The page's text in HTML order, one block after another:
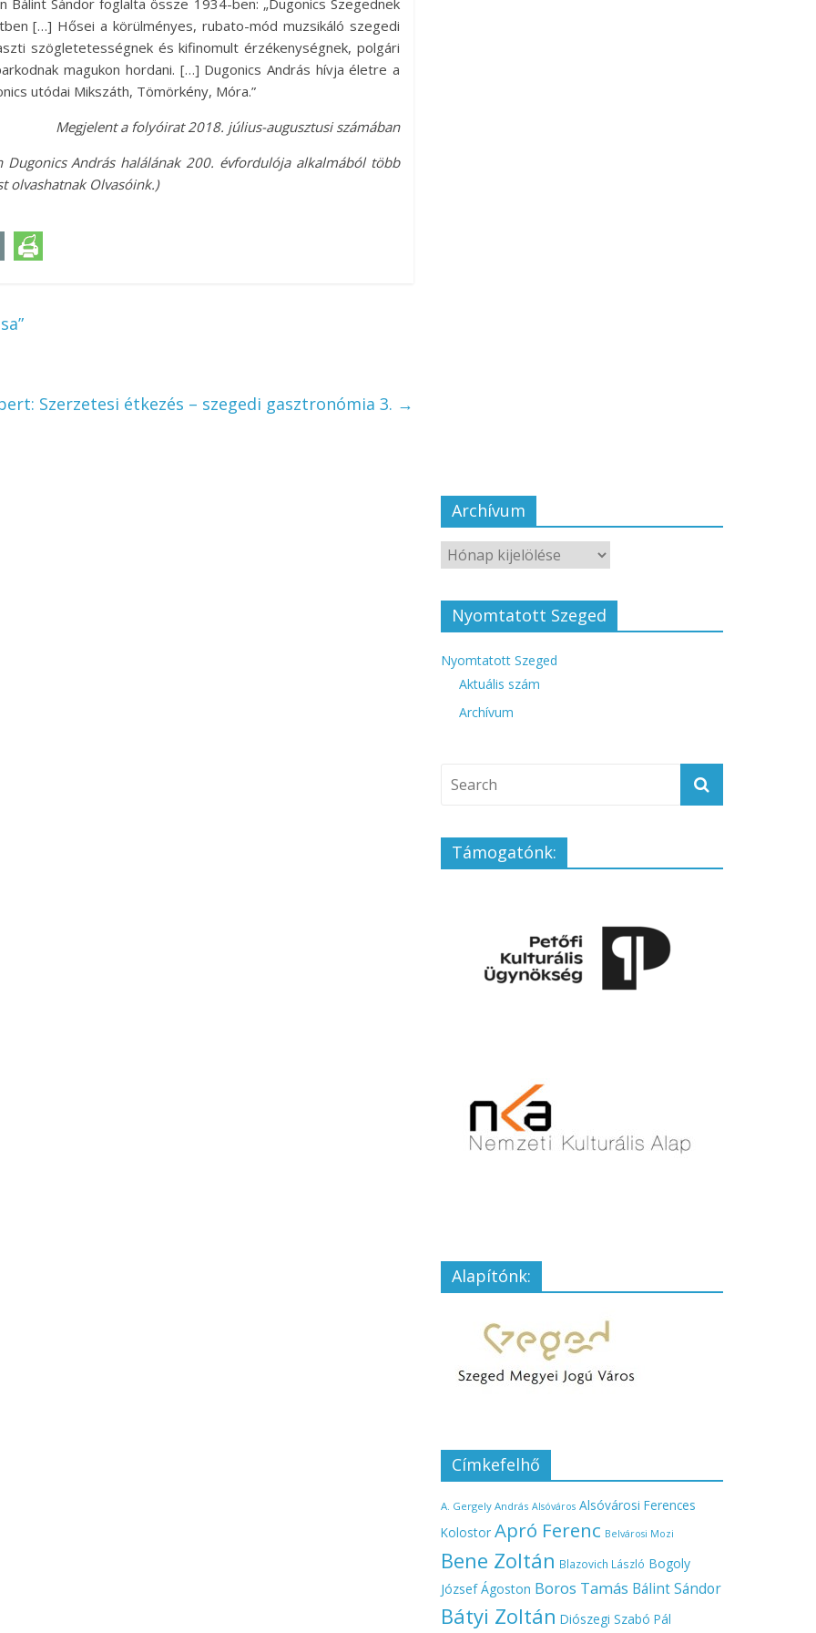
Sándor foglalta össze 1934-ben: „Dugonics Szegednek
[…] Hősei a körülményes, rubato-mód muzsikáló szegedi
szögletetességnek és kifinomult érzékenységnek, polgári
magukon hordani. […] Dugonics András hívja életre a
utódai Mikszáth, Tömörkény, Móra.”
Megjelent a folyóirat 2018. július-augusztusi számában
András halálának 200. évfordulója alkalmából több
olvashatnak Olvasóink.)
Szerzetesi étkezés – szegedi gasztronómia 3. →
Archívum
Nyomtatott Szeged
Nyomtatott Szeged
Aktuális szám
Archívum
Támogatónk:
Alapítónk:
Címkefelhő
A. Gergely András Alsóváros Alsóvárosi Ferences
Kolostor Apró Ferenc Belvárosi Mozi
Bene Zoltán Blazovich László Bogoly
József Ágoston Boros Tamás Bálint Sándor
Bátyi Zoltán Diószegi Szabó Pál